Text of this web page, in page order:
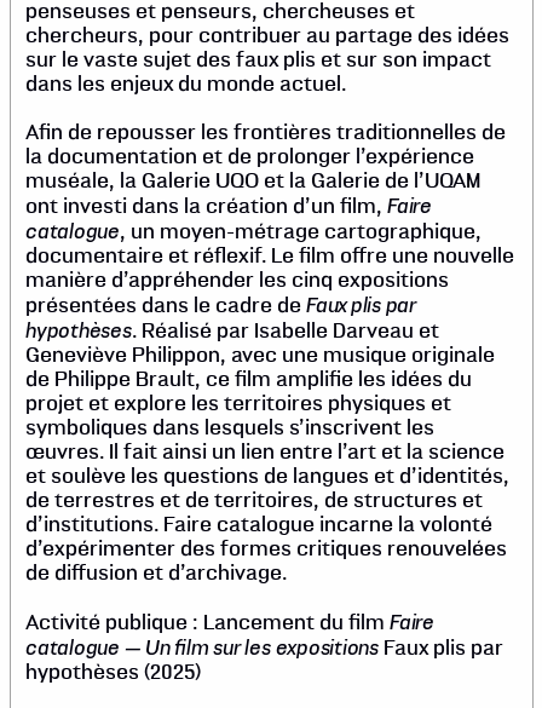
penseuses et penseurs, chercheuses et
chercheurs, pour contribuer au partage des idées
sur le vaste sujet des faux plis et sur son impact
dans les enjeux du monde actuel.
Afin de repousser les frontières traditionnelles de
la documentation et de prolonger l’expérience
muséale, la Galerie UQO et la Galerie de l’UQAM
ont investi dans la création d’un film, Faire
catalogue, un moyen-métrage cartographique,
documentaire et réflexif. Le film offre une nouvelle
manière d’appréhender les cinq expositions
présentées dans le cadre de Faux plis par
hypothèses. Réalisé par Isabelle Darveau et
Geneviève Philippon, avec une musique originale
de Philippe Brault, ce film amplifie les idées du
projet et explore les territoires physiques et
symboliques dans lesquels s’inscrivent les
œuvres. Il fait ainsi un lien entre l’art et la science
et soulève les questions de langues et d’identités,
de terrestres et de territoires, de structures et
d’institutions. Faire catalogue incarne la volonté
d’expérimenter des formes critiques renouvelées
de diffusion et d’archivage.
Activité publique : Lancement du film Faire
catalogue — Un film sur les expositions Faux plis par
hypothèses (2025)